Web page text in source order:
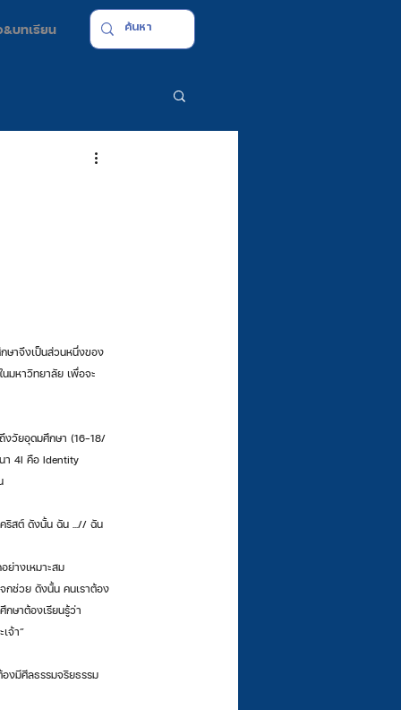
บทเรียน
มหาวิทยาลัย เพื่อจะ
า 4I คือ Identity
คริสต์ ดังนั้น ฉัน ...// ฉัน
ย่างเหมาะสม
กช่วย ดังนั้น คนเราต้อง
กษาต้องเรียนรู้ว่า
จ้า”
งมีศีลธรรมจริยธรรม